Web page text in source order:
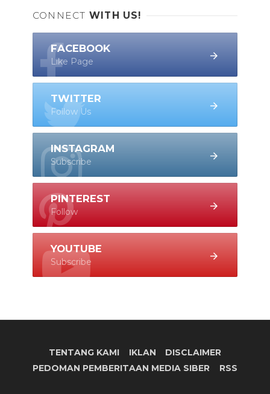
CONNECT WITH US!
FACEBOOK
Like Page
TWITTER
Follow Us
INSTAGRAM
Subscribe
PINTEREST
Follow
YOUTUBE
Subscribe
TENTANG KAMI IKLAN
DISCLAIMER
PEDOMAN PEMBERITAAN MEDIA SIBER
RSS